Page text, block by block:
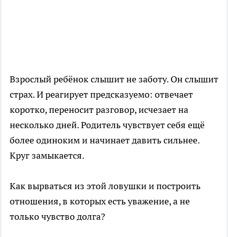
Взрослый ребёнок слышит не заботу. Он слышит
страх. И реагирует предсказуемо: отвечает
коротко, переносит разговор, исчезает на
несколько дней. Родитель чувствует себя ещё
более одиноким и начинает давить сильнее.
Круг замыкается.
Как вырваться из этой ловушки и построить
отношения, в которых есть уважение, а не
только чувство долга?